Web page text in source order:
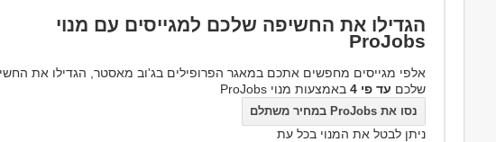
הגדילו את החשיפה שלכם למגייסים עם מנוי
ProJobs
אלפי מגייסים מחפשים אתכם במאגר הפרופילים בג'וב מאסטר, הגדילו את
שלכם עד פי 4 באמצעות מנוי ProJobs
נסו את ProJobs במחיר משתלם
ניתן לבטל את המנוי בכל עת